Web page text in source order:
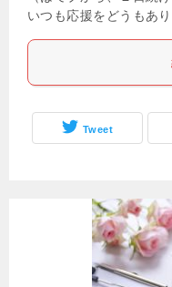
いつも応援をどうもあ
Tweet